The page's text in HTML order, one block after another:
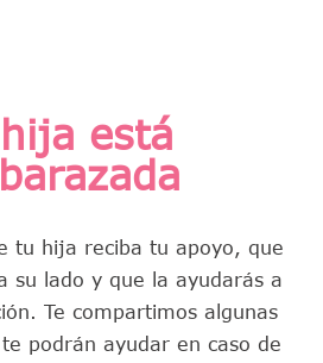
está
tu hija reciba tu apoyo, que
su lado y que la ayudarás a
Te compartimos algunas
podrán ayudar en caso de